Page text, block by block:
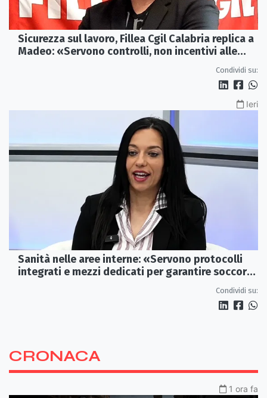
Sicurezza sul lavoro, Fillea Cgil Calabria replica a
Madeo: «Servono controlli, non incentivi alle
Condividi su:
Ieri
Sanità nelle aree interne: «Servono protocolli
integrati e mezzi dedicati per garantire soccorsi
Condividi su:
CRONACA
1 ora fa